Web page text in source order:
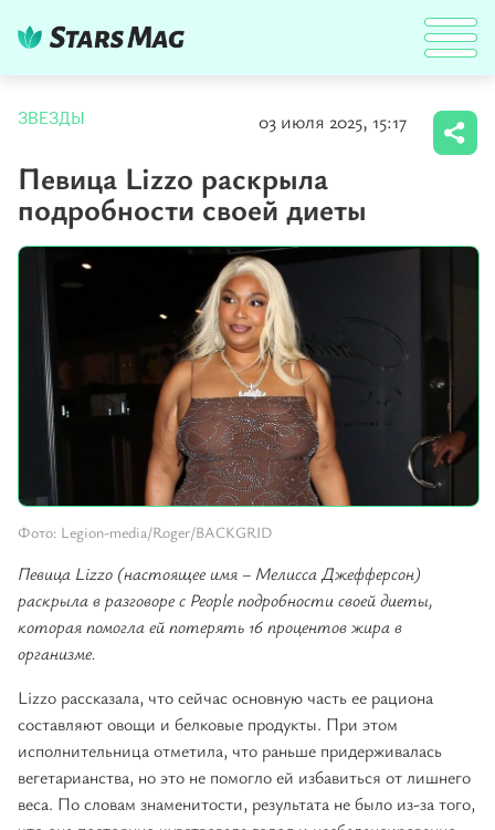
ЗВЕЗДЫ 03 июля 2025, 15:17
Певица Lizzo раскрыла
подробности своей диеты
Фото: Legion-media/Roger/BACKGRID
Певица Lizzo (настоящее имя – Мелисса Джефферсон)
раскрыла в разговоре с People подробности своей диеты,
которая помогла ей потерять 16 процентов жира в
организме.
Lizzo рассказала, что сейчас основную часть ее рациона
составляют овощи и белковые продукты. При этом
исполнительница отметила, что раньше придерживалась
вегетарианства, но это не помогло ей избавиться от лишнего
веса. По словам знаменитости, результата не было из-за того,